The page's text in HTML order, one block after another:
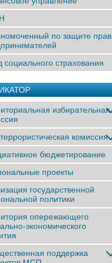
по защите прав
социального страхования
избирательная
комиссия
бюджетирование
проекты
государственной
политики
опережающего
экономического
поддержка